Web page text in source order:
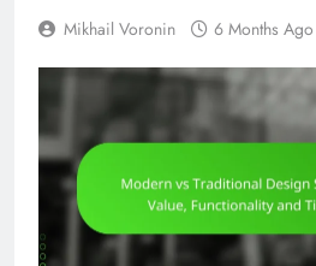
Mikhail Voronin 6 Months Ago